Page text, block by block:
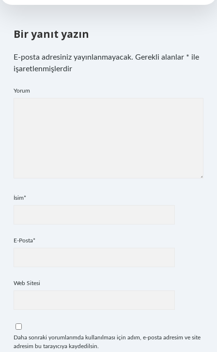
Bir yanıt yazın
E-posta adresiniz yayınlanmayacak. Gerekli alanlar * ile
işaretlenmişlerdir
Yorum
İsim*
E-Posta*
Web Sitesi
Daha sonraki yorumlarımda kullanılması için adım, e-posta adresim ve site
adresim bu tarayıcıya kaydedilsin.